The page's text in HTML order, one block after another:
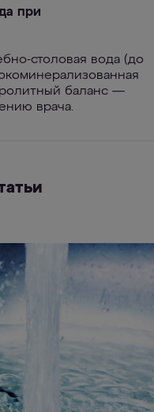
при
столовая вода (до
баланс —
врача.